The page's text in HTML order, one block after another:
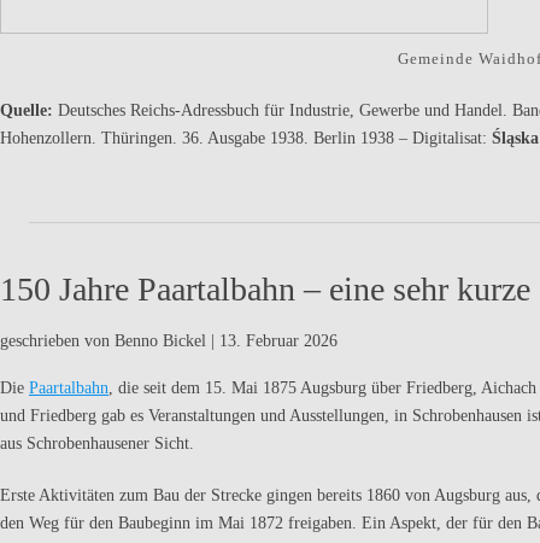
Gemeinde
Quelle: Deutsches Reichs-Adressbuch für Industrie, Gewerbe und Handel.
Hohenzollern. Thüringen. 36. Ausgabe 1938. Berlin 1938 – Digitalisat:
150 Jahre Paartalbahn – eine sehr
geschrieben von Benno Bickel 13. Februar 2026
Die Paartalbahn, die seit dem 15. Mai 1875 Augsburg über Friedberg,
und Friedberg gab es Veranstaltungen und Ausstellungen, in
aus Schrobenhausener Sicht.
Erste Aktivitäten zum Bau der Strecke gingen bereits 1860 von Augsburg
den Weg für den Baubeginn im Mai 1872 freigaben. Ein Aspekt, der für den